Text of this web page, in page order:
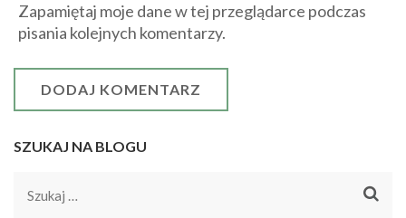
Zapamiętaj moje dane w tej przeglądarce podczas
pisania kolejnych komentarzy.
SZUKAJ NA BLOGU
Szukaj: